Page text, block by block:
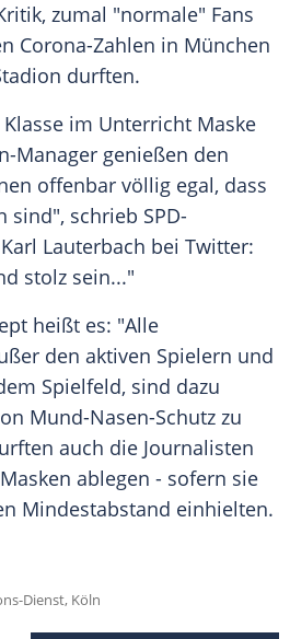
zumal "normale" Fans
Corona-Zahlen in München
durften.
im Unterricht Maske
Manager genießen den
offenbar völlig egal, dass
sind", schrieb SPD-
Karl Lauterbach bei Twitter:
stolz sein..."
heißt es: "Alle
den aktiven Spielern und
Spielfeld, sind dazu
Mund-Nasen-Schutz zu
auch die Journalisten
ablegen - sofern sie
Mindestabstand einhielten.
Dienst, Köln